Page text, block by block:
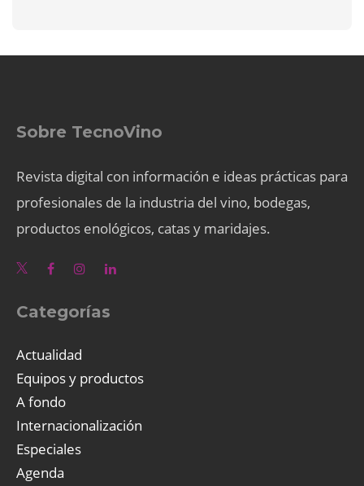
Sobre TecnoVino
Revista digital con información e ideas prácticas para
profesionales de la industria del vino, bodegas,
productos enológicos, catas y maridajes.
Categorías
Actualidad
Equipos y productos
A fondo
Internacionalización
Especiales
Agenda